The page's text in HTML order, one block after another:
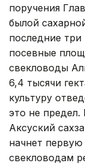
поручения
былой
последние три
посевные
свекловоды
6,4 тысячи
культуру
это не
Аксуский
начнет
свекловодам